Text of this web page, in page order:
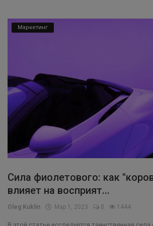
Маркетинг
Сила фиолетового: как
влияет на восприят...
Oleg Kuklin Мар 1, 2023 0 1444